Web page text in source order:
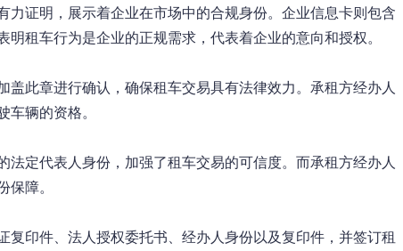
证明，展示着企业在市场中的合规身份。企业信息卡则包含
租车行为是企业的正规需求，代表着企业的意向和授权。
此章进行确认，确保租车交易具有法律效力。承租方经办人
车辆的资格。
定代表人身份，加强了租车交易的可信度。而承租方经办人
保障。
印件、法人授权委托书、经办人身份以及复印件，并签订租